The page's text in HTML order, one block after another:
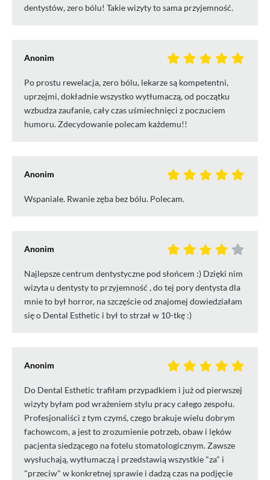
dentystów, zero bólu! Takie wizyty to sama przyjemność.
Anonim
Po prostu rewelacja, zero bólu, lekarze są kompetentni,
uprzejmi, dokładnie wszystko wytłumaczą, od początku
wzbudza zaufanie, cały czas uśmiechnięci z poczuciem
humoru. Zdecydowanie polecam każdemu!!
Anonim
Wspaniale. Rwanie zęba bez bólu. Polecam.
Anonim
Najlepsze centrum dentystyczne pod słońcem :) Dzięki nim
wizyta u dentysty to przyjemność , do tej pory dentysta dla
mnie to był horror, na szczęście od znajomej dowiedziałam
się o Dental Esthetic i był to strzał w 10-tkę :)
Anonim
Do Dental Esthetic trafiłam przypadkiem i już od pierwszej
wizyty byłam pod wrażeniem stylu pracy całego zespołu.
Profesjonaliści z tym czymś, czego brakuje wielu dobrym
fachowcom, a jest to zrozumienie potrzeb, obaw i lęków
pacjenta siedzącego na fotelu stomatologicznym. Zawsze
wysłuchają, wytłumaczą i przedstawią wszystkie "za" i
"przeciw" w konkretnej sprawie i dadzą czas na podjęcie